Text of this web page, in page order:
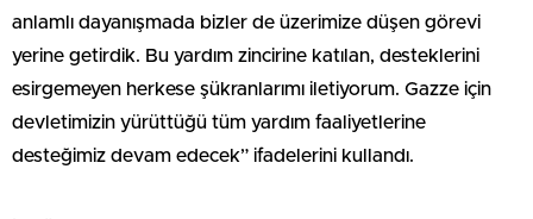
anlamlı dayanışmada bizler de üzerimize düşen görevi
yerine getirdik. Bu yardım zincirine katılan, desteklerini
esirgemeyen herkese şükranlarımı iletiyorum. Gazze için
devletimizin yürüttüğü tüm yardım faaliyetlerine
desteğimiz devam edecek” ifadelerini kullandı.